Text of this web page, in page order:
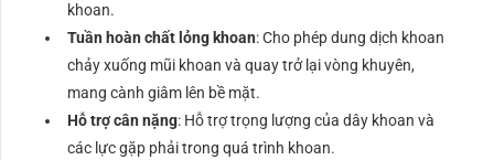
khoan.
Tuần hoàn chất lỏng khoan: Cho phép dung dịch khoan
chảy xuống mũi khoan và quay trở lại vòng khuyên,
mang cành giâm lên bề mặt.
Hỗ trợ cân nặng: Hỗ trợ trọng lượng của dây khoan và
các lực gặp phải trong quá trình khoan.